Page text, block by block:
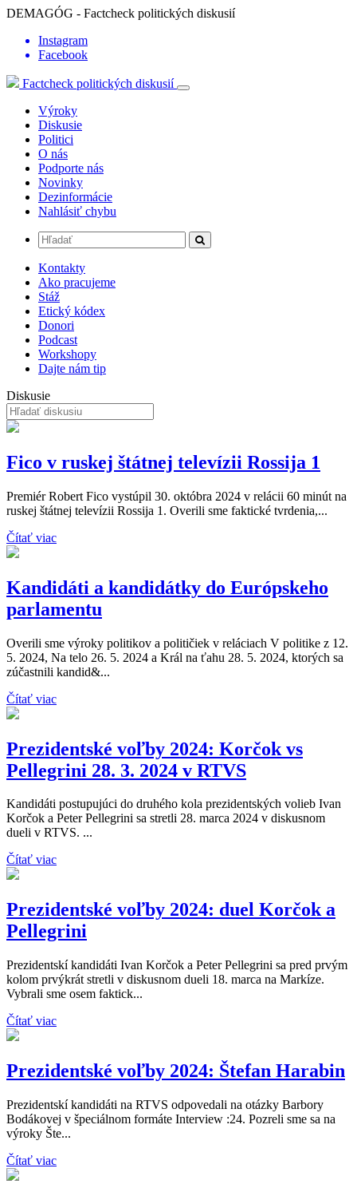
DEMAGÓG - Factcheck politických diskusií
Instagram
Facebook
Factcheck politických diskusií
Výroky
Diskusie
Politici
O nás
Podporte nás
Novinky
Dezinformácie
Nahlásiť chybu
Kontakty
Ako pracujeme
Stáž
Etický kódex
Donori
Podcast
Workshopy
Dajte nám tip
Diskusie
Fico v ruskej štátnej televízii Rossija 1
Premiér Robert Fico vystúpil 30. októbra 2024 v relácii 60 minút na
ruskej štátnej televízii Rossija 1. Overili sme faktické tvrdenia,...
Čítať viac
Kandidáti a kandidátky do Európskeho
parlamentu
Overili sme výroky politikov a političiek v reláciach V politike z 12.
5. 2024, Na telo 26. 5. 2024 a Král na ťahu 28. 5. 2024, ktorých sa
zúčastnili kandid&...
Čítať viac
Prezidentské voľby 2024: Korčok vs
Pellegrini 28. 3. 2024 v RTVS
Kandidáti postupujúci do druhého kola prezidentských volieb Ivan
Korčok a Peter Pellegrini sa stretli 28. marca 2024 v diskusnom
dueli v RTVS. ...
Čítať viac
Prezidentské voľby 2024: duel Korčok a
Pellegrini
Prezidentskí kandidáti Ivan Korčok a Peter Pellegrini sa pred prvým
kolom prvýkrát stretli v diskusnom dueli 18. marca na Markíze.
Vybrali sme osem faktick...
Čítať viac
Prezidentské voľby 2024: Štefan Harabin
Prezidentskí kandidáti na RTVS odpovedali na otázky Barbory
Bodákovej v špeciálnom formáte Interview :24. Pozreli sme sa na
výroky Šte...
Čítať viac